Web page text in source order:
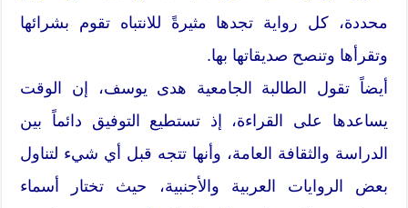
محددة، كل رواية تجدها مثيرةً للانتباه تقوم بشرائها
وتقرأها وتنصح صديقاتها بها.
أيضاً تقول الطالبة الجامعية هدى يوسف، إن الوقت
يساعدها على القراءة، إذ تستطيع التوفيق دائماً بين
الدراسة والثقافة العامة، وأنها تتجه قبل أي شيء لتناول
بعض الروايات العربية والأجنبية، حيث تختار أسماء